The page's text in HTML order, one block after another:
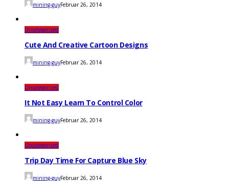
mining-guyFebruar 26, 2014
Uncategorized
Cute And Creative Cartoon Designs
mining-guyFebruar 26, 2014
Uncategorized
It Not Easy Learn To Control Color
mining-guyFebruar 26, 2014
Uncategorized
Trip Day Time For Capture Blue Sky
mining-guyFebruar 26, 2014